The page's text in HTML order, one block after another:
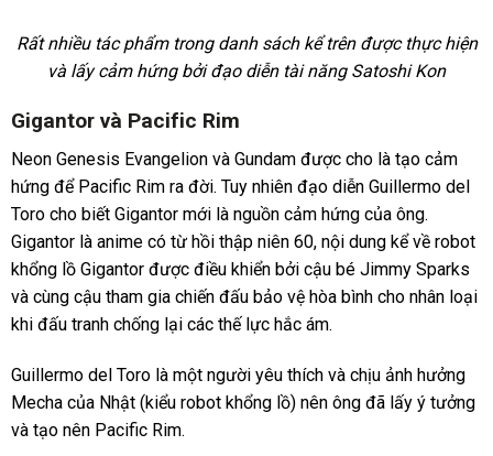
Rất nhiều tác phẩm trong danh sách kể trên được thực hiện
và lấy cảm hứng bởi đạo diễn tài năng Satoshi Kon
Gigantor và Pacific Rim
Neon Genesis Evangelion và Gundam được cho là tạo cảm
hứng để Pacific Rim ra đời. Tuy nhiên đạo diễn Guillermo del
Toro cho biết Gigantor mới là nguồn cảm hứng của ông.
Gigantor là anime có từ hồi thập niên 60, nội dung kể về robot
khổng lồ Gigantor được điều khiển bởi cậu bé Jimmy Sparks
và cùng cậu tham gia chiến đấu bảo vệ hòa bình cho nhân loại
khi đấu tranh chống lại các thế lực hắc ám.
Guillermo del Toro là một người yêu thích và chịu ảnh hưởng
Mecha của Nhật (kiểu robot khổng lồ) nên ông đã lấy ý tưởng
và tạo nên Pacific Rim.